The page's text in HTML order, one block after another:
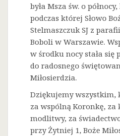
była Msza św. o
podczas której Słowo
Stelmaszczuk SJ z
Boboli w Warszawie.
w środku nocy stała się
do radosnego
Miłosierdzia.
Dziękujemy wszystkim,
za wspólną Koronkę, za
modlitwy, za
przy Żytniej 1, Boże